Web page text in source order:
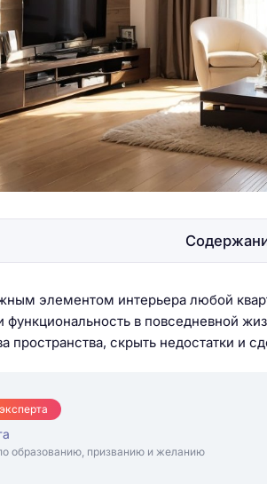
элементом интерьера любой
функциональность в повседневной
пространства, скрыть недостатки и
образованию, призванию и желанию